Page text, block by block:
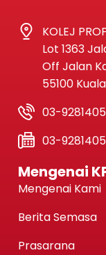
KOLEJ
Lot 1363
Off Jalan
55100
03-
03-
Mengenai
Mengenai Kami
Berita Semasa
Prasarana